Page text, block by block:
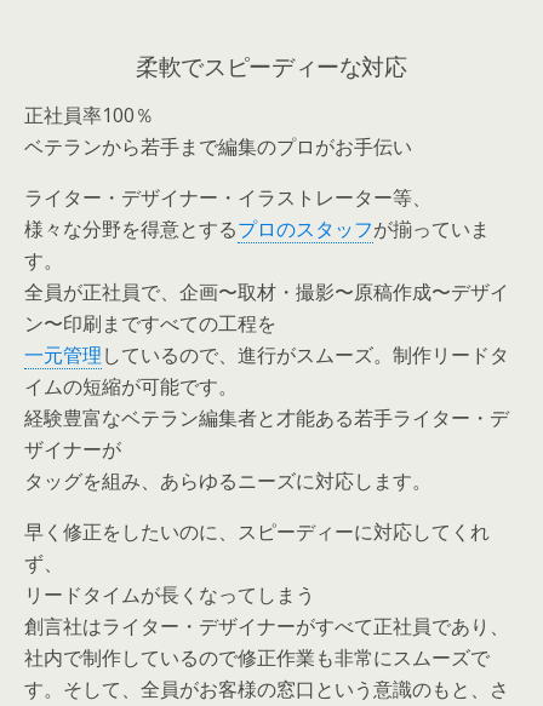
柔軟でスピーディーな対応
正社員率100％
ベテランから若手まで編集のプロがお手伝い
ライター・デザイナー・イラストレーター等、
様々な分野を得意とするプロのスタッフが揃っていま
す。
全員が正社員で、企画〜取材・撮影〜原稿作成〜デザイ
ン〜印刷まですべての工程を
一元管理しているので、進行がスムーズ。制作リードタ
イムの短縮が可能です。
経験豊富なベテラン編集者と才能ある若手ライター・デ
ザイナーが
タッグを組み、あらゆるニーズに対応します。
早く修正をしたいのに、スピーディーに対応してくれ
ず、
リードタイムが長くなってしまう
創言社はライター・デザイナーがすべて正社員であり、
社内で制作しているので修正作業も非常にスムーズで
す。そして、全員がお客様の窓口という意識のもと、さ